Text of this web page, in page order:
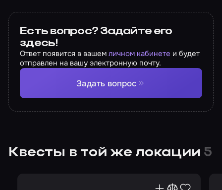
Есть вопрос? Задайте его
здесь!
Ответ появится в вашемличном кабинете и будет
отправлен на вашу электронную почту.
Задать вопрос
Квесты в той же локации 5